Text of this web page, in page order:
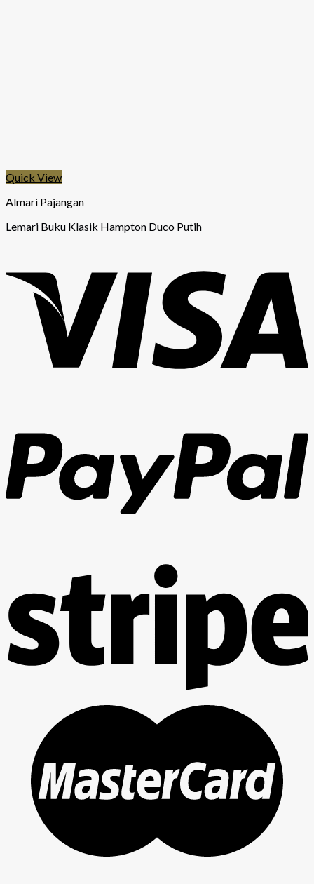
Quick View
Almari Pajangan
Lemari Buku Klasik Hampton Duco Putih